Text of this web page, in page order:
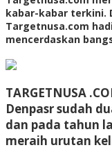
kabar-kabar terkini.
Targetnusa.com
mencerdaskan
TARGETNUSA
Denpasr sudah
dan pada tahun
meraih urutan